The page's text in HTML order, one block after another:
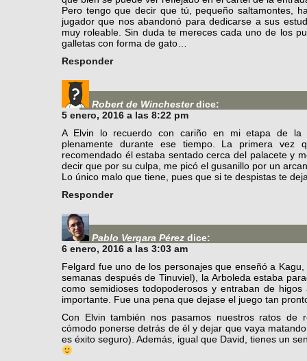
Pero tengo que decir que tú, pequeño saltamontes,
jugador que nos abandonó para dedicarse a sus
muy roleable. Sin duda te mereces cada uno de los
galletas con forma de gato…
Responder
Robert de Winchester dice:
5 enero, 2016 a las 8:22 pm
A Elvin lo recuerdo con cariño en mi etapa de la
plenamente durante ese tiempo. La primera
recomendado él estaba sentado cerca del palacete y
decir que por su culpa, me picó el gusanillo por un
Lo único malo que tiene, pues que si te despistas te
Responder
Pablo Vergara Pérez dice:
6 enero, 2016 a las 3:03 am
Felgard fue uno de los personajes que enseñó a
semanas después de Tinuviel), la Arboleda estaba
como semidioses todopoderosos y entraban de
importante. Fue una pena que dejase el juego tan
Con Elvin también nos pasamos nuestros ratos de
cómodo ponerse detrás de él y dejar que vaya
es éxito seguro). Además, igual que David, tienes un